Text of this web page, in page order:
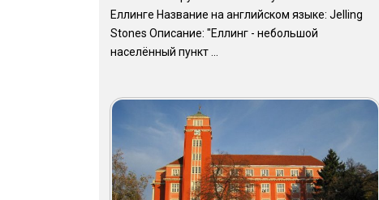
Еллинге Название на английском языке: Jelling
Stones Описание: "Еллинг - небольшой
населённый пункт ...